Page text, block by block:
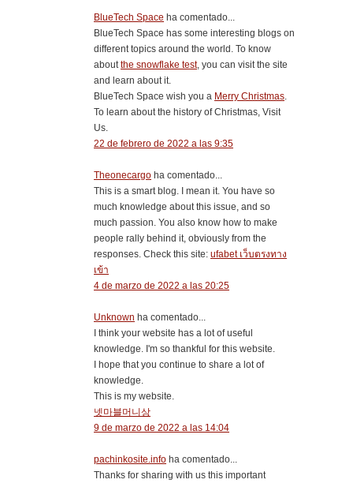
BlueTech Space ha comentado...
BlueTech Space has some interesting blogs on
different topics around the world. To know
aboutthe snowflake test, you can visit the site
and learn about it.
BlueTech Space wish you a Merry Christmas.
To learn about the history of Christmas, Visit
Us.
22 de febrero de 2022 a las 9:35
Theonecargo ha comentado...
This is a smart blog. I mean it. You have so
much knowledge about this issue, and so
much passion. You also know how to make
people rally behind it, obviously from the
responses. Check this site: ufabet เว็บตรงทาง
เข้า
4 de marzo de 2022 a las 20:25
Unknown ha comentado...
I think your website has a lot of useful
knowledge. I'm so thankful for this website.
I hope that you continue to share a lot of
knowledge.
This is my website.
넷마블머니상
9 de marzo de 2022 a las 14:04
pachinkosite.info ha comentado...
Thanks for sharing with us this important